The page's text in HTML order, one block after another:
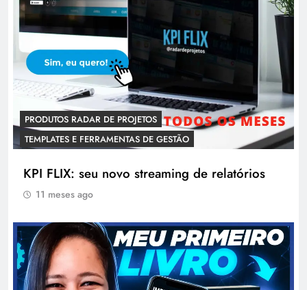
PRODUTOS RADAR DE PROJETOS
TEMPLATES E FERRAMENTAS DE GESTÃO
KPI FLIX: seu novo streaming de relatórios
11 meses ago